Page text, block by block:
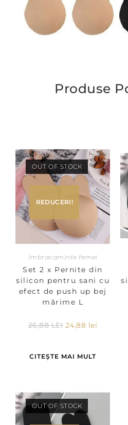
Produse
OUT OF STOCK
REDUCERI!
Imbracaminte femei
Set 2 x Pernite din
silicon pentru sani cu
efect de push up bej
mărime L
26,88LEI 24,88 lei
CITEȘTE MAI MULT
OUT OF STOCK